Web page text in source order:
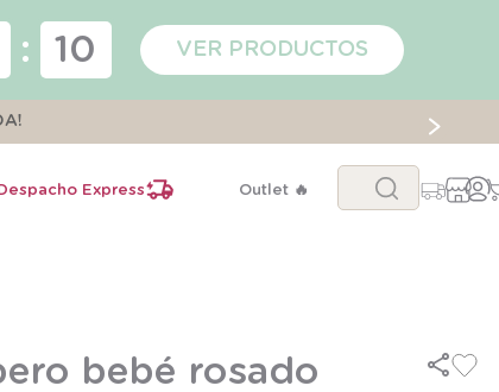
: 10 VER PRODUCTOS
Express Outlet 🔥
Buscar...
bebé rosado